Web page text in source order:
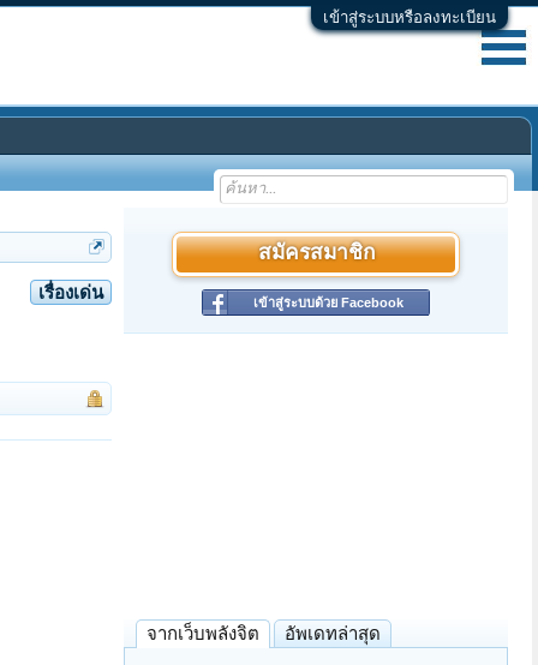
เข้าสู่ระบบหรือลงทะเบียน
เรื่องเด่น
สมัครสมาชิก
เข้าสู่ระบบด้วย Facebook
จากเว็บพลังจิต อัพเดทล่าสุด